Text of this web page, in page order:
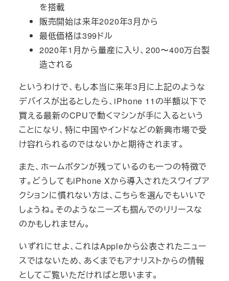
を搭載
販売開始は来年2020年3月から
最低価格は399ドル
2020年1月から量産に入り、200〜400万台製
造される
というわけで、もし本当に来年3月に上記のような
デバイスが出るとしたら、iPhone 11の半額以下で
買える最新のCPUで動くマシンが手に入るという
ことになり、特に中国やインドなどの新興市場で受
け容れられるのではないかと期待されます。
また、ホームボタンが残っているのも一つの特徴で
す。どうしてもiPhone Xから導入されたスワイプア
クションに慣れない方は、こちらを選んでもいいで
しょうね。そのようなニーズも掴んでのリリースな
のかもしれません。
いずれにせよ、これはAppleから公表されたニュー
スではないため、あくまでもアナリストからの情報
としてご覧いただければと思います。